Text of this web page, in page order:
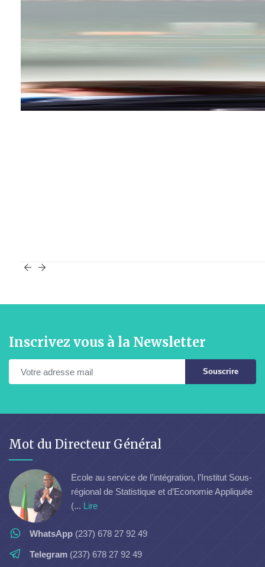
Inscrivez vous à la Newsletter
Souscrire
Mot du Directeur Général
Ecole au service de l’intégration, l’Institut Sous-
régional de Statistique et d’Economie Appliquée
(... Lire
WhatsApp (237) 678 27 92 49
Telegram (237) 678 27 92 49